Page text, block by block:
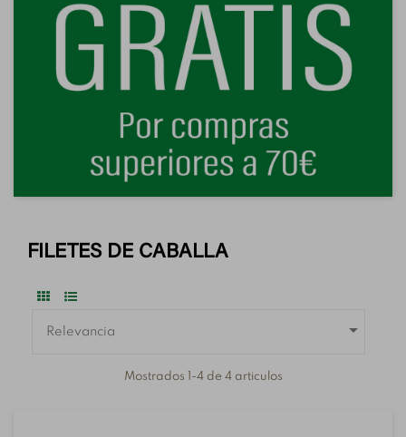
FILETES DE CABALLA
Relevancia 
Mostrados 1-4 de 4 articulos